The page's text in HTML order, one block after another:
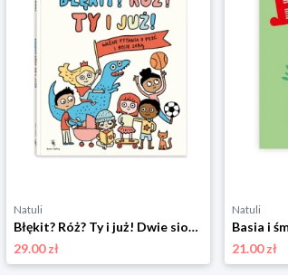
Natuli
Błękit? Róż? Ty i już! Dwie siostry
29.00 zł
Natuli
21.00 zł